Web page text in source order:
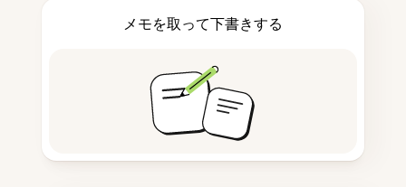
メモを取って下書きする